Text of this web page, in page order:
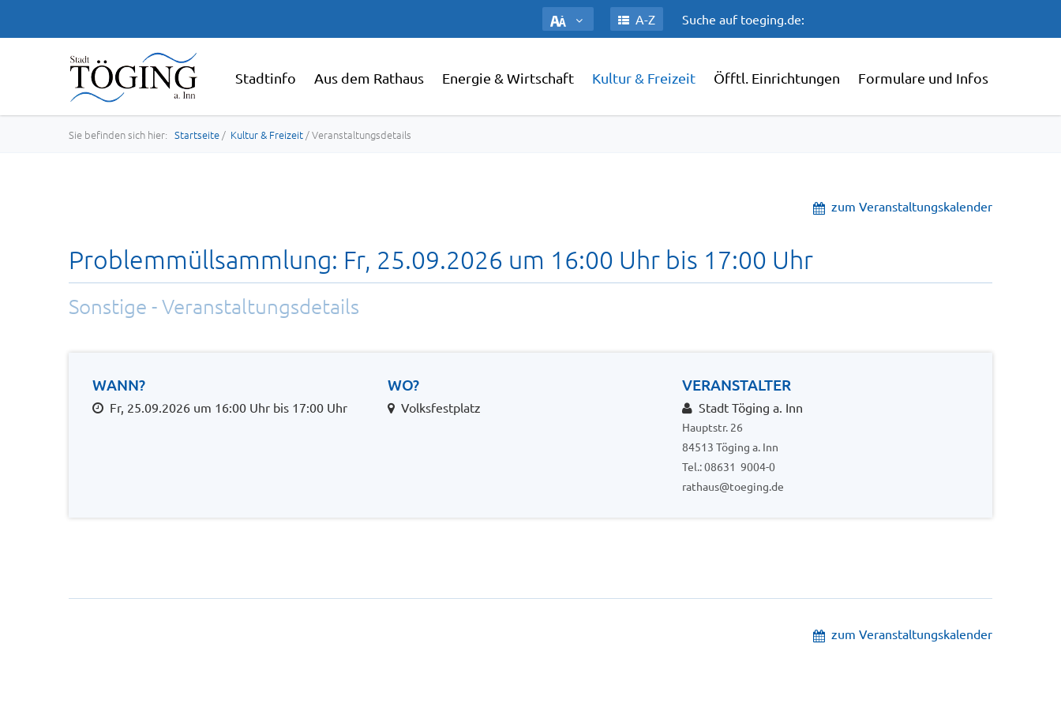
A-Z Suche auf toeging.de:
Stadtinfo Aus dem Rathaus Energie & Wirtschaft Kultur & Freizeit Öfftl. Einrichtungen Formulare und Infos
Sie befinden sich hier: Startseite/ Kultur & Freizeit/ Veranstaltungsdetails
zum Veranstaltungskalender
Problemmüllsammlung: Fr, 25.09.2026 um 16:00 Uhr bis 17:00 Uhr
Sonstige - Veranstaltungsdetails
WANN?
Fr, 25.09.2026 um 16:00 Uhr bis 17:00 Uhr
WO?
Volksfestplatz
VERANSTALTER
Stadt Töging a. Inn
Hauptstr. 26
84513 Töging a. Inn
Tel.: 08631 9004-0
rathaus@toeging.de
zum Veranstaltungskalender